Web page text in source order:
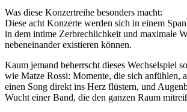
Was diese Konzertreihe besonders macht:
Diese acht Konzerte werden sich in einem
in dem intime Zerbrechlichkeit und maximale
nebeneinander existieren können.
Kaum jemand beherrscht dieses Wechselspiel
wie Matze Rossi: Momente, die sich anfühlen,
einen Song direkt ins Herz flüstern, und
Wucht einer Band, die den ganzen Raum